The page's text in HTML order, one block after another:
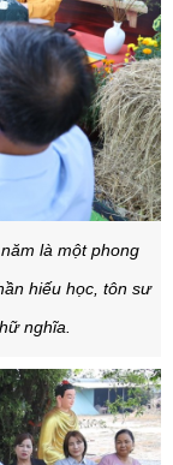
là một phong
hiếu học, tôn sư
nghĩa.